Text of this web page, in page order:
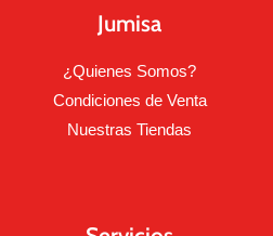
Jumisa
¿Quienes Somos?
Condiciones de Venta
Nuestras Tiendas